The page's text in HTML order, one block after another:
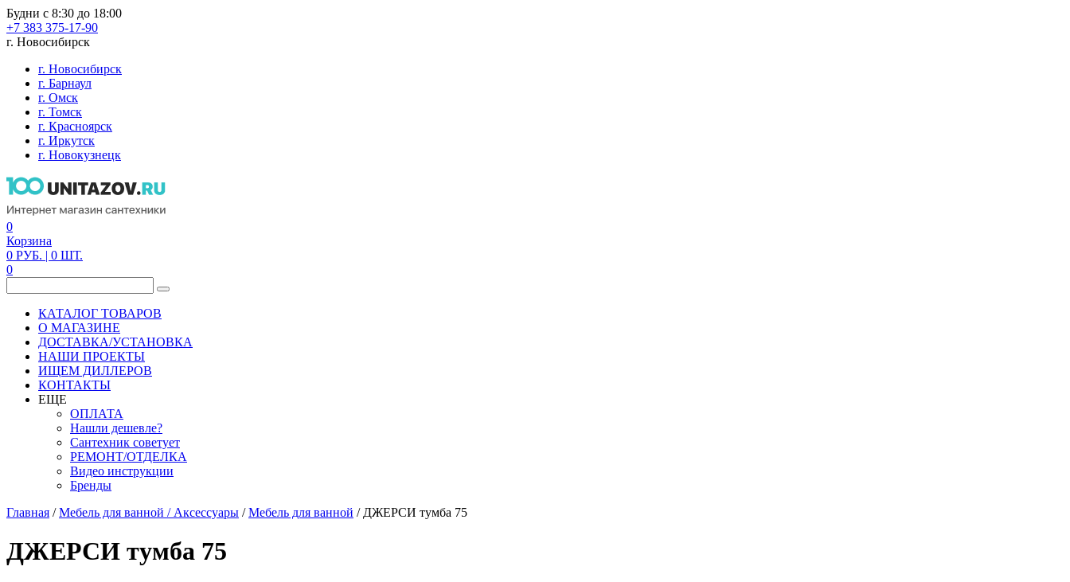
Будни с 8:30 до 18:00
+7 383 375-17-90
г. Новосибирск
г. Новосибирск
г. Барнаул
г. Омск
г. Томск
г. Красноярск
г. Иркутск
г. Новокузнецк
0
Корзина
0 РУБ. | 0 ШТ.
0
КАТАЛОГ ТОВАРОВ
О МАГАЗИНЕ
ДОСТАВКА/УСТАНОВКА
НАШИ ПРОЕКТЫ
ИЩЕМ ДИЛЛЕРОВ
КОНТАКТЫ
ЕЩЕ
ОПЛАТА
Нашли дешевле?
Сантехник советует
РЕМОНТ/ОТДЕЛКА
Видео инструкции
Бренды
Главная /Мебель для ванной / Аксессуары /Мебель для ванной / ДЖЕРСИ тумба 75
ДЖЕРСИ тумба 75